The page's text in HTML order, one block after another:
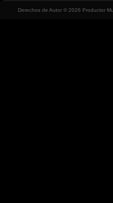
Derechos de Autor © 2026 Productor